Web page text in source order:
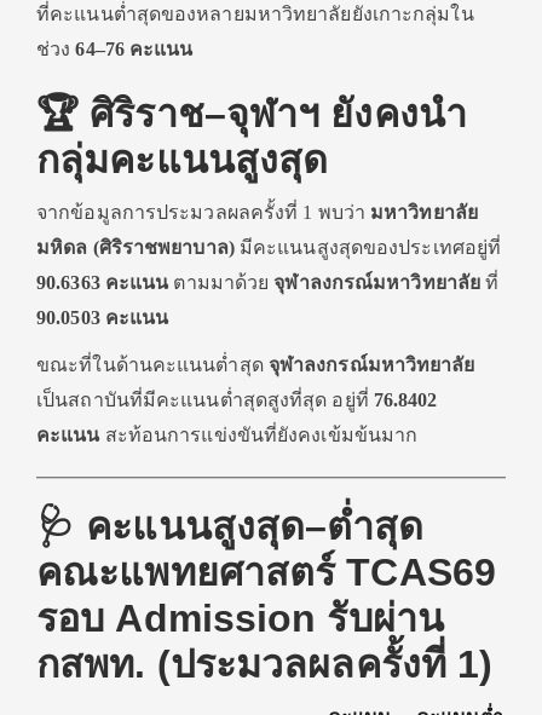
ที่คะแนนต่ำสุดของหลายมหาวิทยาลัยยังเกาะกลุ่มใน
ช่วง64–76 คะแนน
🏆 ศิริราช–จุฬาฯ ยังคงนำ
กลุ่มคะแนนสูงสุด
จากข้อมูลการประมวลผลครั้งที่ 1 พบว่า มหาวิทยาลัย
มหิดล (ศิริราชพยาบาล)มีคะแนนสูงสุดของประเทศอยู่ที่
90.6363 คะแนนตามมาด้วยจุฬาลงกรณ์มหาวิทยาลัย ที่
90.0503 คะแนน
ขณะที่ในด้านคะแนนต่ำสุด จุฬาลงกรณ์มหาวิทยาลัย
เป็นสถาบันที่มีคะแนนต่ำสุดสูงที่สุด อยู่ที่ 76.8402
คะแนนสะท้อนการแข่งขันที่ยังคงเข้มข้นมาก
🩺 คะแนนสูงสุด–ต่ำสุด
คณะแพทยศาสตร์ TCAS69
รอบ Admission รับผ่าน
กสพท. (ประมวลผลครั้งที่ 1)